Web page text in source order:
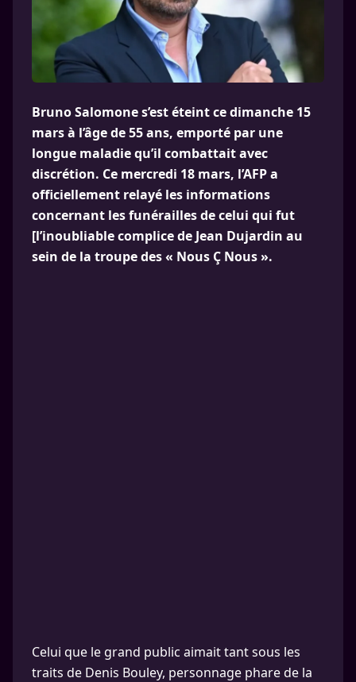
Bruno Salomone s’est éteint ce dimanche 15
mars à l’âge de 55 ans, emporté par une
longue maladie qu’il combattait avec
discrétion. Ce mercredi 18 mars, l’AFP a
officiellement relayé les informations
concernant les funérailles de celui qui fut
[l’inoubliable complice de Jean Dujardin au
sein de la troupe des « Nous Ç Nous ».
Celui que le grand public aimait tant sous les
traits de Denis Bouley, personnage phare de la